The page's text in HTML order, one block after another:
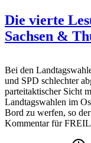
Die vierte
Sachsen &
Bei den
und SPD schlechter
parteitaktischer Sicht
Landtagswahlen im
Bord zu werfen, so
Kommentar für